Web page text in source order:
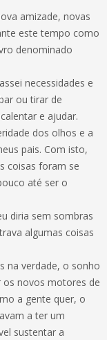
amizade, novas
este tempo como
denominado
necessidades e
ou tirar de
e ajudar.
dos olhos e a
pais. Com isto,
coisas foram se
até ser o
diria sem sombras
algumas coisas
na verdade, o sonho
os novos motores de
a gente quer, o
a ter um
sustentar a